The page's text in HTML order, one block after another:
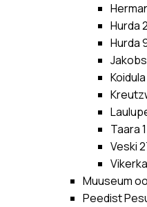
Hurda
Hurda
Taara
Veski
Muuseum
Peedist